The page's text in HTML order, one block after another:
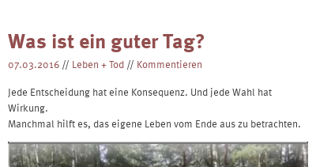
Was ist ein guter Tag?
07.03.2016 // Leben + Tod // Kommentieren
Jede Entscheidung hat eine Konsequenz. Und jede Wahl hat
Wirkung.
Manchmal hilft es, das eigene Leben vom Ende aus zu betrachten.